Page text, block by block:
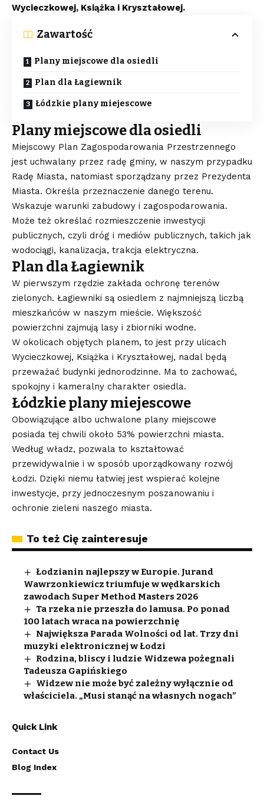
Wycieczkowej, Książka i Kryształowej.
Zawartość
Plany miejscowe dla osiedli
Plan dla Łagiewnik
Łódzkie plany miejescowe
Plany miejscowe dla osiedli
Miejscowy Plan Zagospodarowania Przestrzennego
jest uchwalany przez radę gminy, w naszym przypadku
Radę Miasta, natomiast sporządzany przez Prezydenta
Miasta. Określa przeznaczenie danego terenu.
Wskazuje warunki zabudowy i zagospodarowania.
Może też określać rozmieszczenie inwestycji
publicznych, czyli dróg i mediów publicznych, takich jak
wodociągi, kanalizacja, trakcja elektryczna.
Plan dla Łagiewnik
W pierwszym rzędzie zakłada ochronę terenów
zielonych. Łagiewniki są osiedlem z najmniejszą liczbą
mieszkańców w naszym mieście. Większość
powierzchni zajmują lasy i zbiorniki wodne.
W okolicach objętych planem, to jest przy ulicach
Wycieczkowej, Książka i Kryształowej, nadal będą
przeważać budynki jednorodzinne. Ma to zachować,
spokojny i kameralny charakter osiedla.
Łódzkie plany miejescowe
Obowiązujące albo uchwalone plany miejscowe
posiada tej chwili około 53% powierzchni miasta.
Według władz, pozwala to kształtować
przewidywalnie i w sposób uporządkowany rozwój
Łodzi. Dzięki niemu łatwiej jest wspierać kolejne
inwestycje, przy jednoczesnym poszanowaniu i
ochronie zieleni naszego miasta.
To też Cię zainteresuje
Łodzianin najlepszy w Europie. Jurand
Wawrzonkiewicz triumfuje w wędkarskich
zawodach Super Method Masters 2026
Ta rzeka nie przeszła do lamusa. Po ponad
100 latach wraca na powierzchnię
Największa Parada Wolności od lat. Trzy dni
muzyki elektronicznej w Łodzi
Rodzina, bliscy i ludzie Widzewa pożegnali
Tadeusza Gapińskiego
Widzew nie może być zależny wyłącznie od
właściciela. „Musi stanąć na własnych nogach”
Quick Link
Contact Us
Blog Index